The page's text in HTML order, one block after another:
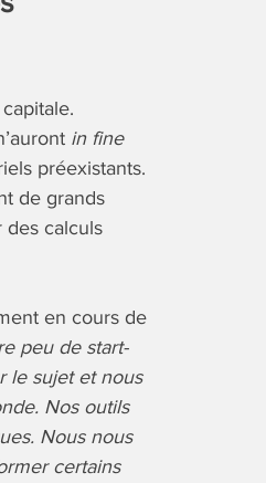
in fine
préexistants.
de grands
des calculs
en cours de
peu de start-
le sujet et nous
Nos outils
Nous nous
certains